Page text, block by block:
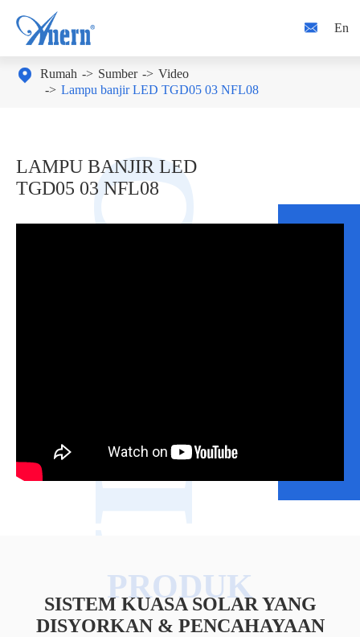
 En
 Rumah Sumber
Video
Lampu banjir LED TGD05 03 NFL08
LAMPU BANJIR LED
TGD05 03 NFL08
VIDEO
SISTEM KUASA SOLAR YANG
DISYORKAN & PENCAHAYAAN